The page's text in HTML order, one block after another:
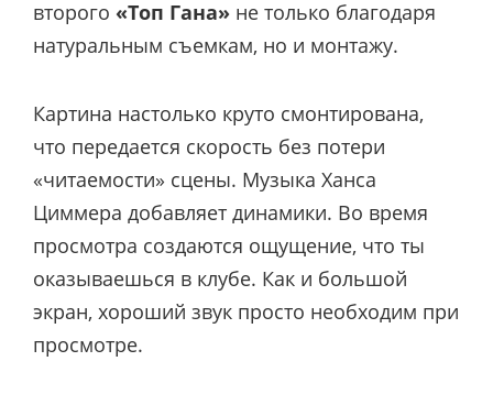
второго «Топ Гана» не только благодаря
натуральным съемкам, но и монтажу.
Картина настолько круто смонтирована,
что передается скорость без потери
«читаемости» сцены. Музыка Ханса
Циммера добавляет динамики. Во время
просмотра создаются ощущение, что ты
оказываешься в клубе. Как и большой
экран, хороший звук просто необходим при
просмотре.